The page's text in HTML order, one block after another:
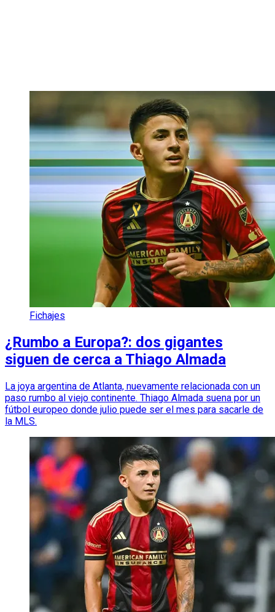
Fichajes
¿Rumbo a Europa?: dos gigantes
siguen de cerca a Thiago Almada
La joya argentina de Atlanta, nuevamente relacionada con un
paso rumbo al viejo continente. Thiago Almada suena por un
fútbol europeo donde julio puede ser el mes para sacarle de
la MLS.